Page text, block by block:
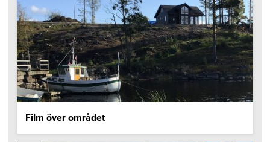
Film över området